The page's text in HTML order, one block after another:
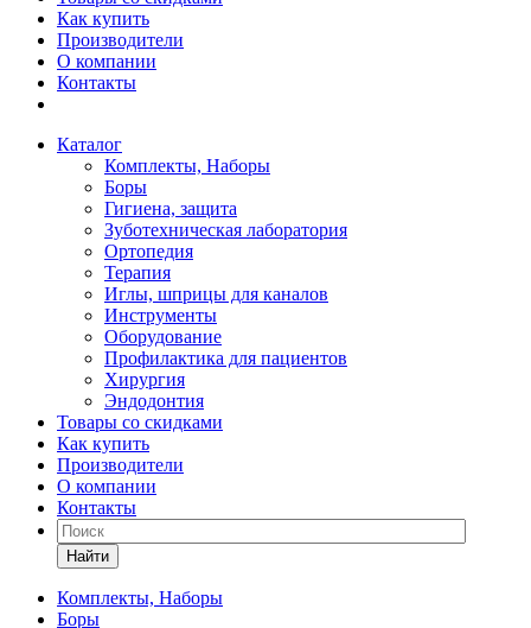
Как купить
Производители
О компании
Контакты
Каталог
Комплекты, Наборы
Боры
Гигиена, защита
Зуботехническая лаборатория
Ортопедия
Терапия
Иглы, шприцы для каналов
Инструменты
Оборудование
Профилактика для пациентов
Хирургия
Эндодонтия
Товары со скидками
Как купить
Производители
О компании
Контакты
Найти
Комплекты, Наборы
Боры